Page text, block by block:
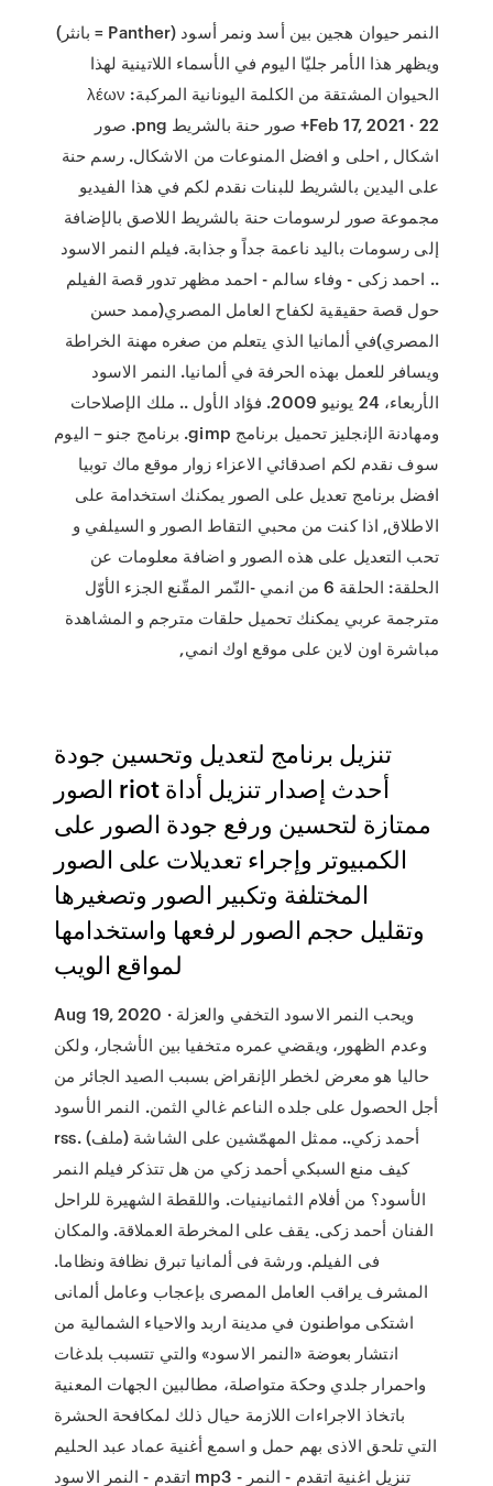
النمر حيوان هجين بين أسد ونمر أسود (Panther = بانثر)
ويظهر هذا الأمر جليّا اليوم في الأسماء اللاتينية لهذا
الحيوان المشتقة من الكلمة اليونانية المركبة: λέων
Feb 17, 2021 · 22+ صور حنة بالشريط png. صور
اشكال , احلى و افضل المنوعات من الاشكال. رسم حنة
على اليدين بالشريط للبنات نقدم لكم في هذا الفيديو
مجموعة صور لرسومات حنة بالشريط اللاصق بالإضافة
إلى رسومات باليد ناعمة جداً و جذابة. فيلم النمر الاسود
.. احمد زكى - وفاء سالم - احمد مظهر تدور قصة الفيلم
حول قصة حقيقية لكفاح العامل المصري(ممد حسن
المصري)في ألمانيا الذي يتعلم من صغره مهنة الخراطة
ويسافر للعمل بهذه الحرفة في ألمانيا. النمر الاسود
الأربعاء، 24 يونيو 2009. فؤاد الأول .. ملك الإصلاحات
ومهادنة الإنجليز تحميل برنامج gimp. برنامج جنو – اليوم
سوف نقدم لكم اصدقائي الاعزاء زوار موقع ماك توبيا
افضل برنامج تعديل على الصور يمكنك استخدامة على
الاطلاق, اذا كنت من محبي التقاط الصور و السيلفي و
تحب التعديل على هذه الصور و اضافة معلومات عن
الحلقة: الحلقة 6 من انمي -النّمر المقّنع الجزء الأوّل
مترجمة عربي يمكنك تحميل حلقات مترجم و المشاهدة
مباشرة اون لاين على موقع اوك انمي,
تنزيل برنامج لتعديل وتحسين جودة
الصور riot أحدث إصدار تنزيل أداة
ممتازة لتحسين ورفع جودة الصور على
الكمبيوتر وإجراء تعديلات على الصور
المختلفة وتكبير الصور وتصغيرها
وتقليل حجم الصور لرفعها واستخدامها
لمواقع الويب
Aug 19, 2020 · ويحب النمر الاسود التخفي والعزلة
وعدم الظهور، ويقضي عمره متخفيا بين الأشجار، ولكن
حاليا هو معرض لخطر الإنقراض بسبب الصيد الجائر من
أجل الحصول على جلده الناعم غالي الثمن. النمر الأسود
rss. أحمد زكي.. ممثل المهمّشين على الشاشة (ملف)
كيف منع السبكي أحمد زكي من هل تتذكر فيلم النمر
الأسود؟ من أفلام الثمانينيات. واللقطة الشهيرة للراحل
الفنان أحمد زكى. يقف على المخرطة العملاقة. والمكان
فى الفيلم. ورشة فى ألمانيا تبرق نظافة ونظاما.
المشرف يراقب العامل المصرى بإعجاب وعامل ألمانى
اشتكى مواطنون في مدينة اربد والاحياء الشمالية من
انتشار بعوضة «النمر الاسود» والتي تتسبب بلدغات
واحمرار جلدي وحكة متواصلة، مطالبين الجهات المعنية
باتخاذ الاجراءات اللازمة حيال ذلك لمكافحة الحشرة
التي تلحق الاذى بهم حمل و اسمع أغنية عماد عبد الحليم
اتقدم - النمر الاسود mp3 - تنزيل اغنية اتقدم - النمر